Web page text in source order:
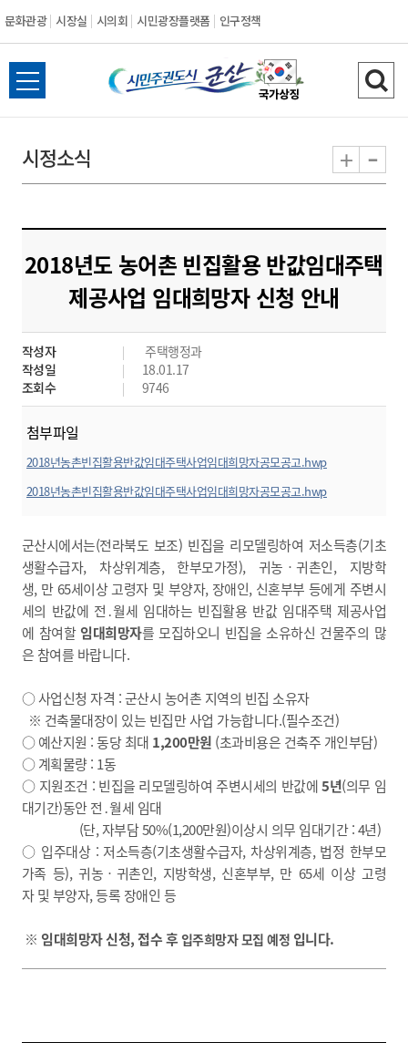
문화관광 시장실 시의회 시민광장플랫폼 인구정책
시
민
도
시
군
산
전
체
뉴
열
검
색
기
시정소식 + -
2018년도 농어촌 빈집활용 반값임대주택
제공사업 임대희망자 신청 안내
작성자
주택행정과
작성일
18.01.17
조회수
9746
첨부파일
2018년농촌빈집활용반값임대주택사업임대희망자공모공고.hwp
미리보기
2018년농촌빈집활용반값임대주택사업임대희망자공모공고.hwp
군산시에서는(전라북도 보조) 빈집을 리모델링하여 저소득층(기초
생활수급자, 차상위계층, 한부모가정), 귀농‧귀촌인, 지방학
생, 만 65세이상 고령자 및 부양자, 장애인, 신혼부부 등에게 주변시
세의 반값에 전․월세 임대하는 빈집활용 반값 임대주택 제공사업
에 참여할 임대희망자를 모집하오니 빈집을 소유하신 건물주의 많
은 참여를 바랍니다.
○ 사업신청 자격 : 군산시 농어촌 지역의 빈집 소유자
※ 건축물대장이 있는 빈집만 사업 가능합니다.(필수조건)
○ 예산지원 : 동당 최대 1,200만원 (초과비용은 건축주 개인부담)
○ 계획물량 : 1동
○ 지원조건 : 빈집을 리모델링하여 주변시세의 반값에5년(의무 임
대기간)동안 전․월세 임대
(단, 자부담 50%(1,200만원)이상시 의무 임대기간 : 4년)
○ 입주대상 : 저소득층(기초생활수급자, 차상위계층, 법정 한부모
가족 등), 귀농‧귀촌인, 지방학생, 신혼부부, 만 65세 이상 고령
자 및 부양자, 등록 장애인 등
※ 임대희망자 신청, 접수 후 입주희망자 모집 예정 입니다.